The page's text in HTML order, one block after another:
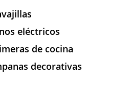
eléctricos
de cocina
decorativas